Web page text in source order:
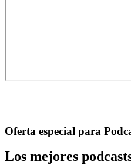
Oferta especial para
Los mejores